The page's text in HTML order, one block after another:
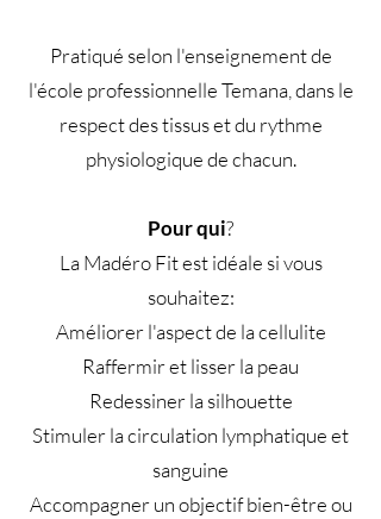
Pratiqué selon l'enseignement de
l'école professionnelle Temana, dans le
respect des tissus et du rythme
physiologique de chacun.
Pour qui?
La Madéro Fit est idéale si vous
souhaitez:
Améliorer l'aspect de la cellulite
Raffermir et lisser la peau
Redessiner la silhouette
Stimuler la circulation lymphatique et
sanguine
Accompagner un objectif bien-être ou